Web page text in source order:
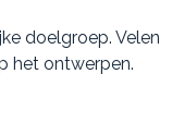
doelgroep. Velen
het ontwerpen.